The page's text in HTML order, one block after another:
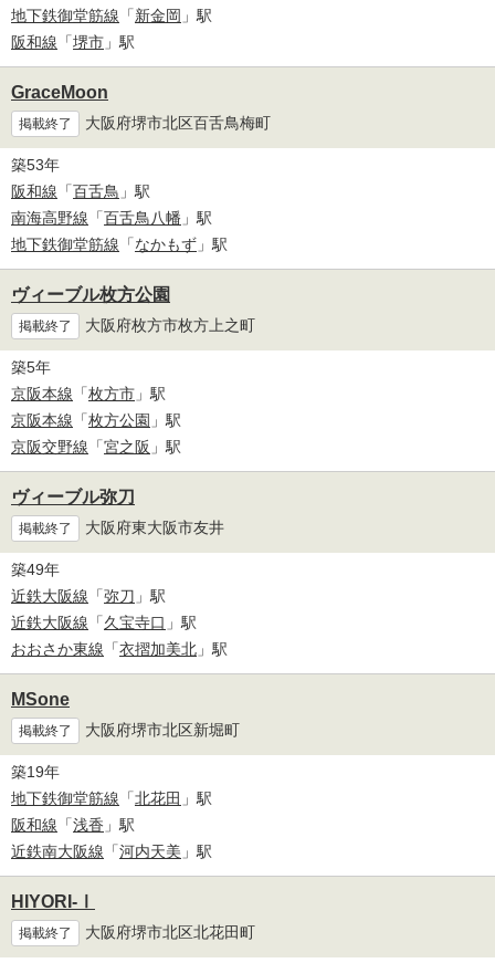
地下鉄御堂筋線 「新金岡 」駅
阪和線 「堺市 」駅
GraceMoon
掲載終了 大阪府堺市北区百舌鳥梅町
築53年
阪和線 「百舌鳥 」駅
南海高野線 「百舌鳥八幡 」駅
地下鉄御堂筋線 「なかもず 」駅
ヴィーブル枚方公園
掲載終了 大阪府枚方市枚方上之町
築5年
京阪本線 「枚方市 」駅
京阪本線 「枚方公園 」駅
京阪交野線 「宮之阪 」駅
ヴィーブル弥刀
掲載終了 大阪府東大阪市友井
築49年
近鉄大阪線 「弥刀 」駅
近鉄大阪線 「久宝寺口 」駅
おおさか東線 「衣摺加美北 」駅
MSone
掲載終了 大阪府堺市北区新堀町
築19年
地下鉄御堂筋線 「北花田 」駅
阪和線 「浅香 」駅
近鉄南大阪線 「河内天美 」駅
HIYORI-Ⅰ
掲載終了 大阪府堺市北区北花田町